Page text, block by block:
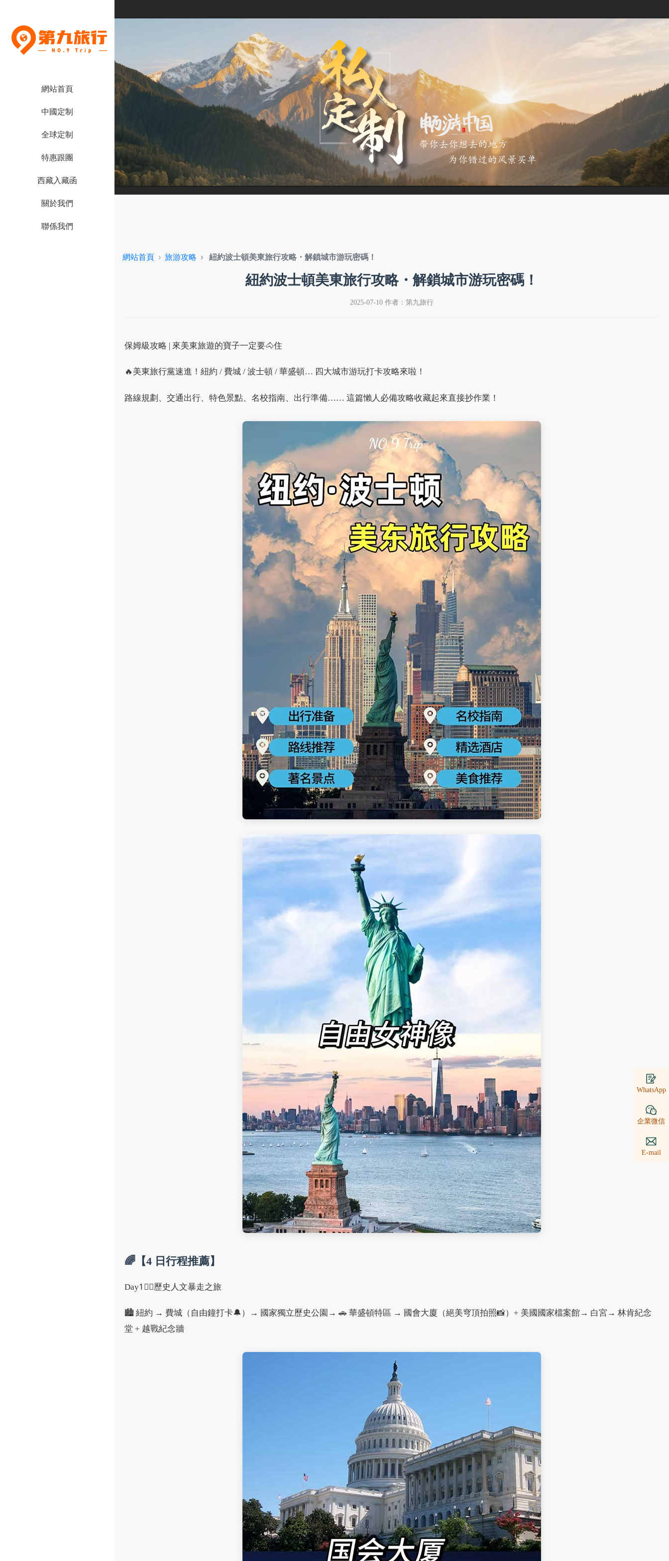
網站首頁
中國定制
全球定制
特惠跟團
西藏入藏函
關於我們
聯係我們
網站首頁 旅游攻略 紐約波士頓美東旅行攻略・解鎖城市游玩密碼！
紐約波士頓美東旅行攻略・解鎖城市游玩密碼！
2025-07-10 作者：第九旅行
保姆級攻略 | 來美東旅遊的寶子一定要🐴住
🔥美東旅行黨速進！紐約 / 費城 / 波士頓 / 華盛頓… 四大城市游玩打卡攻略來啦！​
路線規劃、交通出行、特色景點、名校指南、出行準備…… 這篇懶人必備攻略收藏起來直接抄作業！
🌈【4 日行程推薦】
Day1⃣：歷史人文暴走之旅
🏙 紐約 → 費城（自由鐘打卡🔔）→ 國家獨立歷史公園→ 🚗 華盛頓特區 → 國會大廈（絕美穹頂拍照📸）+ 美國國家檔案館→ 白宮→ 林肯紀念
堂 + 越戰紀念牆
WhatsApp
企業微信
E-mail